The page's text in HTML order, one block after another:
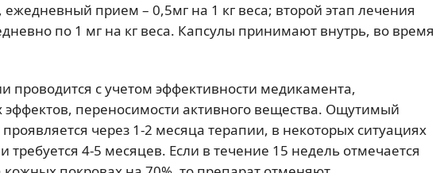
прием – 0,5мг на 1 кг веса; второй этап лечения
по 1 мг на кг веса. Капсулы принимают внутрь, во время
проводится с учетом эффективности медикамента,
переносимости активного вещества. Ощутимый
через 1-2 месяца терапии, в некоторых ситуациях
требуется 4-5 месяцев. Если в течение 15 недель отмечается